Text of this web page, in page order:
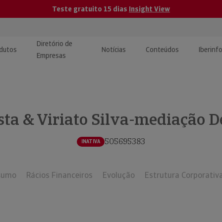
Teste gratuito 15 dias Insight View
e Monitorização de
Diretório de
Empresas
Notícias Conteúdos
| Estudos e
& Viriato Silva-mediação
INATIVA 505695383
Rácios Financeiros Evolução Estrutura Corporativa